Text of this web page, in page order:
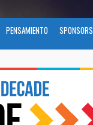
PENSAMIENTO SPONSORS